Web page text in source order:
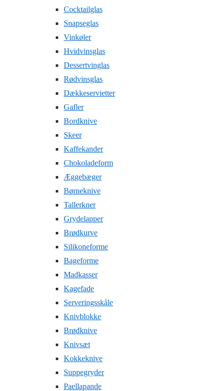
Cocktailglas
Snapseglas
Vinkøler
Hvidvinsglas
Dessertvinglas
Rødvinsglas
Dækkeservietter
Gafler
Bordknive
Skeer
Kaffekander
Chokoladeform
Æggebæger
Børneknive
Tallerkner
Grydelapper
Brødkurve
Silikoneforme
Bageforme
Madkasser
Kagefade
Serveringsskåle
Knivblokke
Brødknive
Knivsæt
Kokkeknive
Suppegryder
Paellapande